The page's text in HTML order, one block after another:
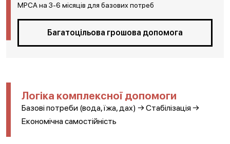
MPCA на 3-6 місяців для базових потреб
Багатоцільова грошова допомога
Логіка комплексної допомоги
Базові потреби (вода, їжа, дах) → Стабілізація →
Економічна самостійність